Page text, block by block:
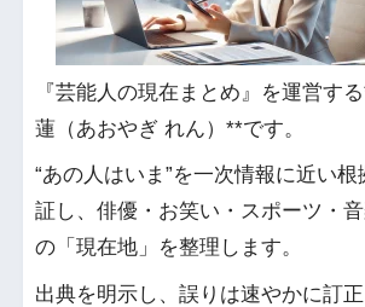
『芸能人の現在まとめ』を運営す
蓮（あおやぎ れん）**です。
“あの人はいま”を一次情報に近い根
証し、俳優・お笑い・スポーツ・
の「現在地」を整理します。
出典を明示し、誤りは速やかに訂